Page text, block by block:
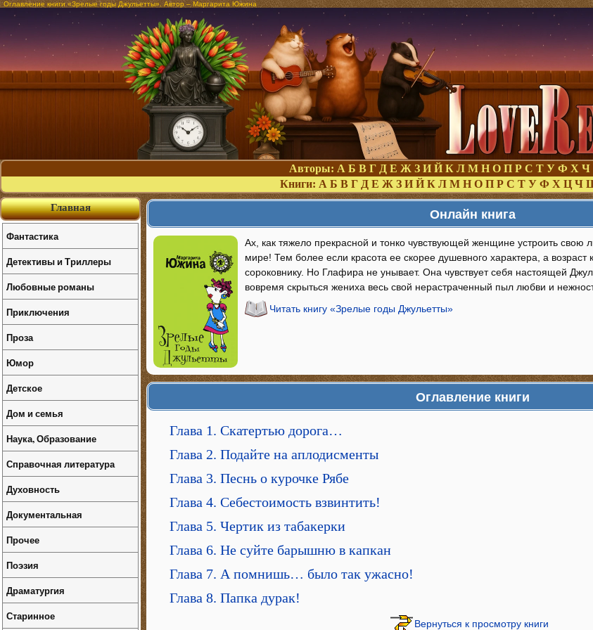
Оглавление книги «Зрелые годы Джульетты». Автор – Маргарита Южина
Авторы: А Б В Г Д Е Ж З И Й К Л М Н О П Р С Т У Ф Х Ч
Книги: А Б В Г Д Е Ж З И Й К Л М Н О П Р С Т У Ф Х Ц Ч
Онлайн книга
Ах, как тяжело прекрасной и тонко чувствующей женщине устроить свою
мире! Тем более если красота ее скорее душевного характера, а возраст
сороковнику. Но Глафира не унывает. Она чувствует себя настоящей
вовремя скрыться жениха весь свой нерастраченный пыл любви и
Читать книгу «Зрелые годы Джульетты»
Оглавление книги
Глава 1. Скатертью дорога…
Глава 2. Подайте на аплодисменты
Глава 3. Песнь о курочке Рябе
Глава 4. Себестоимость взвинтить!
Глава 5. Чертик из табакерки
Глава 6. Не суйте барышню в капкан
Глава 7. А помнишь… было так ужасно!
Глава 8. Папка дурак!
Вернуться к просмотру книги
Главная
Фантастика
Детективы и Триллеры
Любовные романы
Приключения
Проза
Юмор
Детское
Дом и семья
Наука, Образование
Справочная литература
Духовность
Документальная
Прочее
Поэзия
Драматургия
Старинное